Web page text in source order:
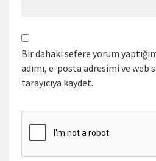
Bir dahaki sefere yorum
adımı, e-posta adresimi ve web
tarayıcıya kaydet.